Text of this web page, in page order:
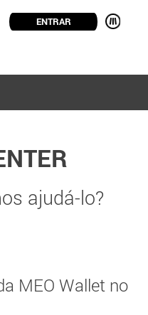
ENTRAR
ajudá-lo?
MEO Wallet no